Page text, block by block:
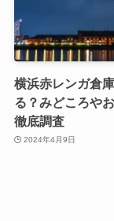
横浜赤レンガ倉
る？みどころや
徹底調査
2024年4月9日